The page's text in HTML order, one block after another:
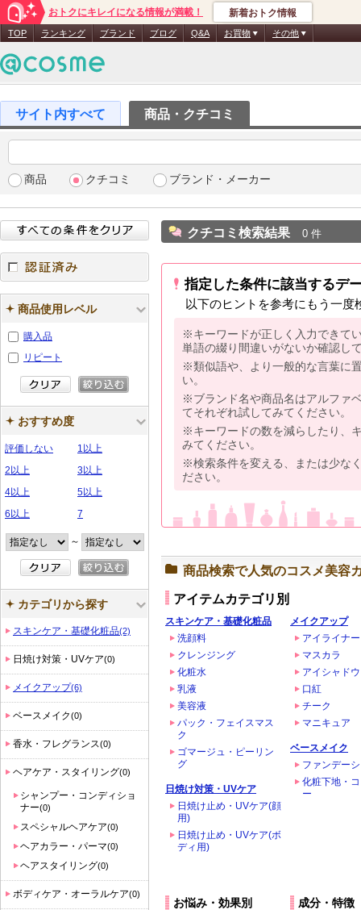
おトクにキレイになる情報が満載！ 新着おトク情報
TOP ランキング ブランド ブログ Q&A お買物 その他
商品・クチコミ
商品 クチコミ ブランド・メーカー
クチコミ検索結果 0 件
指定した条件に該当するデ
以下のヒントを参考にもう一度
※キーワードが正しく入力できて
単語の綴り間違いがないか確認し
※類似語や、より一般的な言葉に
い。
※ブランド名や商品名はアルファ
てそれぞれ試してみてください。
※キーワードの数を減らしたり、
みてください。
※検索条件を変える、または少な
ださい。
商品検索で人気のコスメ美容
アイテムカテゴリ別
スキンケア・基礎化粧品
洗顔料
クレンジング
化粧水
乳液
美容液
パック・フェイスマス
ク
ゴマージュ・ピーリン
グ
日焼け対策・UVケア
日焼け止め・UVケア(顔
用)
日焼け止め・UVケア(ボ
ディ用)
メイクアップ
アイライナー
マスカラ
アイシャドウ
口紅
チーク
マニキュア
ベースメイク
ファンデー
化粧下地・
ー
お悩み・効果別 成分・特徴
認証済み
商品使用レベル
購入品
リピート
おすすめ度
評価しない
1以上
2以上
3以上
4以上
5以上
6以上
7
～
カテゴリから探す
スキンケア・基礎化粧品(2)
日焼け対策・UVケア(0)
メイクアップ(6)
ベースメイク(0)
香水・フレグランス(0)
ヘアケア・スタイリング(0)
シャンプー・コンディショ
ナー(0)
スペシャルヘアケア(0)
ヘアカラー・パーマ(0)
ヘアスタイリング(0)
ボディケア・オーラルケア(0)